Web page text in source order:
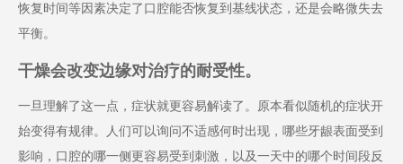
恢复时间等因素决定了口腔能否恢复到基线状态，还是会略微失去
平衡。
干燥会改变边缘对治疗的耐受性。
一旦理解了这一点，症状就更容易解读了。原本看似随机的症状开
始变得有规律。人们可以询问不适感何时出现，哪些牙龈表面受到
影响，口腔的哪一侧更容易受到刺激，以及一天中的哪个时间段反